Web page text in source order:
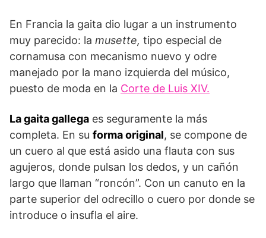
En Francia la gaita dio lugar a un instrumento
muy parecido: la musette, tipo especial de
cornamusa con mecanismo nuevo y odre
manejado por la mano izquierda del músico,
puesto de moda en la Corte de Luis XIV.
La gaita gallega es seguramente la más
completa. En su forma original, se compone de
un cuero al que está asido una flauta con sus
agujeros, donde pulsan los dedos, y un cañón
largo que llaman “roncón”. Con un canuto en la
parte superior del odrecillo o cuero por donde se
introduce o insufla el aire.